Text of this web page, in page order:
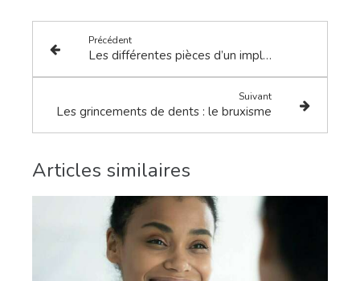
Précédent
Les différentes pièces d’un implant
Suivant
Les grincements de dents : le bruxisme
Articles similaires